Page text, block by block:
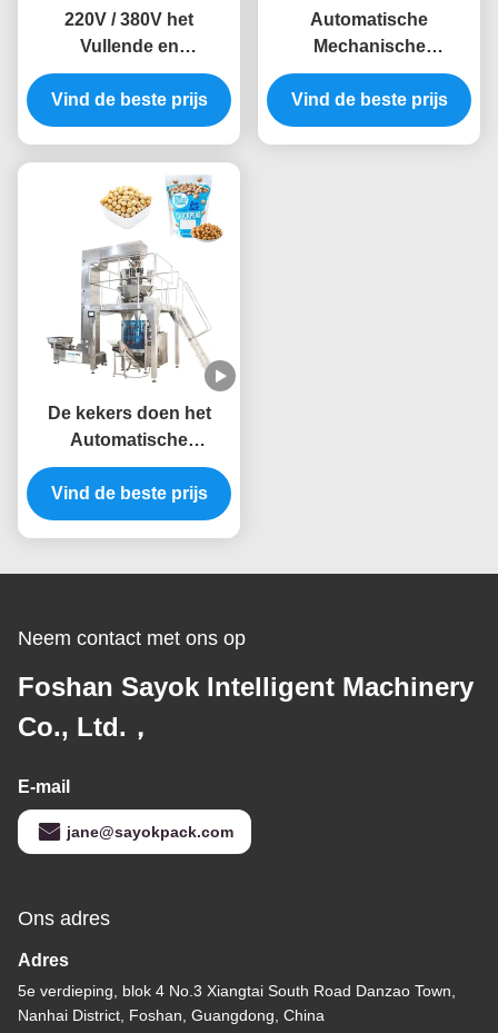
220V / 380V het
Vullende en
Verzegelende
Zaksuikergoed van
verticale Automatische
Vind de beste prijs
Automatische
Mechanische
Suikergoed Individuele
Verpakkende Machine
2.5kw
Vind de beste prijs
De kekers doen het
Automatische
Verpakkingsmachines
5.5KW het Wegen
Vullen en het
Vind de beste prijs
Neem contact met ons op
Foshan Sayok Intelligent Machinery
Co., Ltd.，
E-mail
jane@sayokpack.com
Ons adres
Adres
5e verdieping, blok 4 No.3 Xiangtai South Road Danzao Town,
Nanhai District, Foshan, Guangdong, China